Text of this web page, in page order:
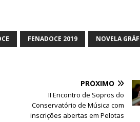
FENADOCE 2019 NOVELA
PRÓXIMO
II Encontro de Sopros do
Conservatório de Música com
inscrições abertas em Pelotas